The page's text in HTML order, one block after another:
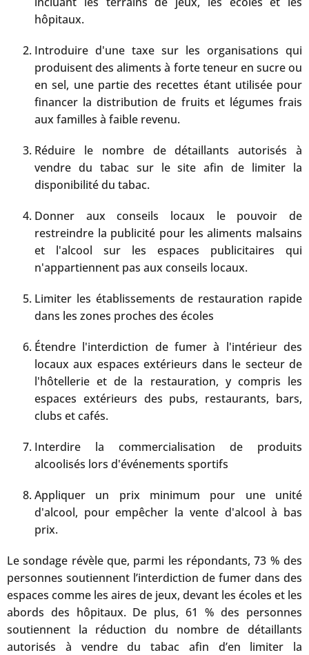
hôpitaux.
Introduire d'une taxe sur les organisations qui
produisent des aliments à forte teneur en sucre ou
en sel, une partie des recettes étant utilisée pour
financer la distribution de fruits et légumes frais
aux familles à faible revenu.
Réduire le nombre de détaillants autorisés à
vendre du tabac sur le site afin de limiter la
disponibilité du tabac.
Donner aux conseils locaux le pouvoir de
restreindre la publicité pour les aliments malsains
et l'alcool sur les espaces publicitaires qui
n'appartiennent pas aux conseils locaux.
Limiter les établissements de restauration rapide
dans les zones proches des écoles
Étendre l'interdiction de fumer à l'intérieur des
locaux aux espaces extérieurs dans le secteur de
l'hôtellerie et de la restauration, y compris les
espaces extérieurs des pubs, restaurants, bars,
clubs et cafés.
Interdire la commercialisation de produits
alcoolisés lors d'événements sportifs
Appliquer un prix minimum pour une unité
d'alcool, pour empêcher la vente d'alcool à bas
prix.
Le sondage révèle que, parmi les répondants, 73 % des
personnes soutiennent l’interdiction de fumer dans des
espaces comme les aires de jeux, devant les écoles et les
abords des hôpitaux. De plus, 61 % des personnes
soutiennent la réduction du nombre de détaillants
autorisés à vendre du tabac afin d’en limiter la